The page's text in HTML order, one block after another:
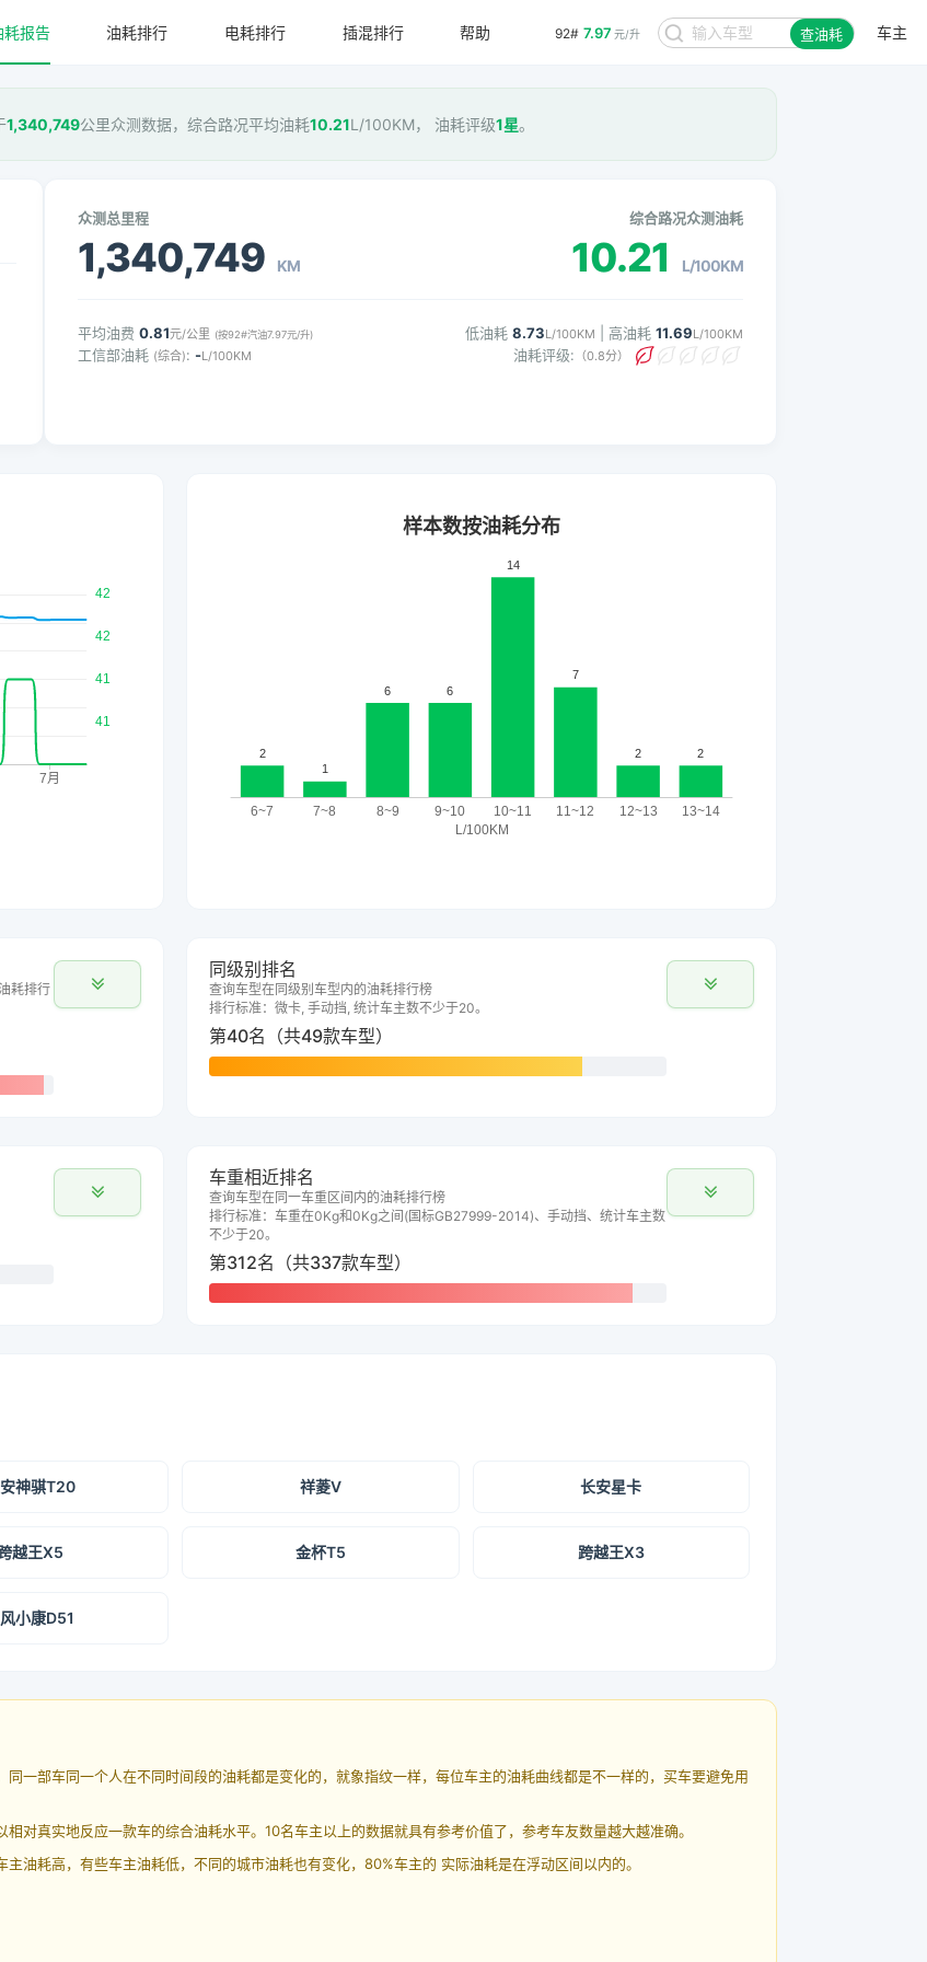
92# 7.97 元/升 查油耗 车主
耗报告 油耗排行 电耗排行 插混排行 帮助
1,340,749公里众测数据，综合路况平均油耗10.21L/100KM， 油耗评级1星。
众测总里程
1,340,749 KM
综合路况众测油耗
10.21 L/100KM
平均油费 0.81元/公里 (按92#汽油7.97元/升)
工信部油耗 (综合): -L/100KM
低油耗 8.73L/100KM | 高油耗 11.69L/100KM
油耗评级: （0.8分）
耗排行
同级别排名
查询车型在同级别车型内的油耗排行榜
排行标准：微卡, 手动挡, 统计车主数不少于20。
第40名（共49款车型）
车重相近排名
查询车型在同一车重区间内的油耗排行榜
排行标准：车重在0Kg和0Kg之间(国标GB27999-2014)、手动挡、统计车主数
不少于20。
第312名（共337款车型）
神骐T20 祥菱V 长安星卡
越王X5 金杯T5 跨越王X3
小康D51
一部车同一个人在不同时间段的油耗都是变化的，就象指纹一样，每位车主的油耗曲线都是不一样的，买车要避免用
对真实地反应一款车的综合油耗水平。10名车主以上的数据就具有参考价值了，参考车友数量越大越准确。
油耗高，有些车主油耗低，不同的城市油耗也有变化，80%车主的 实际油耗是在浮动区间以内的。